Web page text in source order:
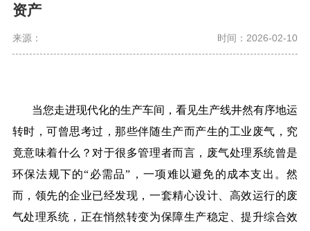
资产
来源： 时间：2026-02-10
当您走进现代化的生产车间，看见生产线井然有序地运
转时，可曾思考过，那些伴随生产而产生的工业废气，究
竟意味着什么？对于很多管理者而言，废气处理系统曾是
环保法规下的“必需品”，一项难以避免的成本支出。然
而，领先的企业已经发现，一套精心设计、高效运行的废
气处理系统，正在悄然转变为保障生产稳定、提升综合效